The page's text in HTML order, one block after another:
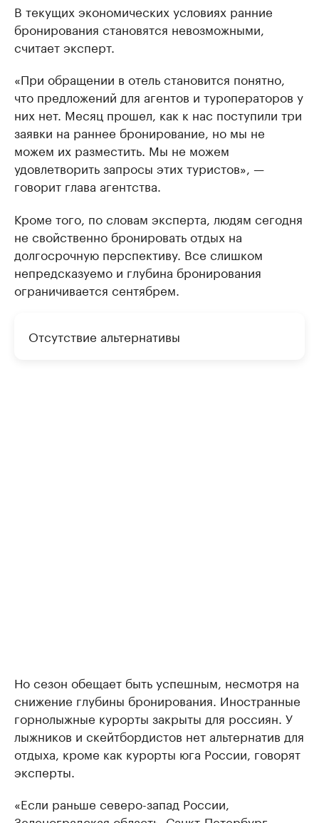
В текущих экономических условиях ранние
бронирования становятся невозможными,
считает эксперт.
«При обращении в отель становится понятно,
что предложений для агентов и туроператоров у
них нет. Месяц прошел, как к нас поступили три
заявки на раннее бронирование, но мы не
можем их разместить. Мы не можем
удовлетворить запросы этих туристов», —
говорит глава агентства.
Кроме того, по словам эксперта, людям сегодня
не свойственно бронировать отдых на
долгосрочную перспективу. Все слишком
непредсказуемо и глубина бронирования
ограничивается сентябрем.
Отсутствие альтернативы
Но сезон обещает быть успешным, несмотря на
снижение глубины бронирования. Иностранные
горнолыжные курорты закрыты для россиян. У
лыжников и скейтбордистов нет альтернатив для
отдыха, кроме как курорты юга России, говорят
эксперты.
«Если раньше северо-запад России,